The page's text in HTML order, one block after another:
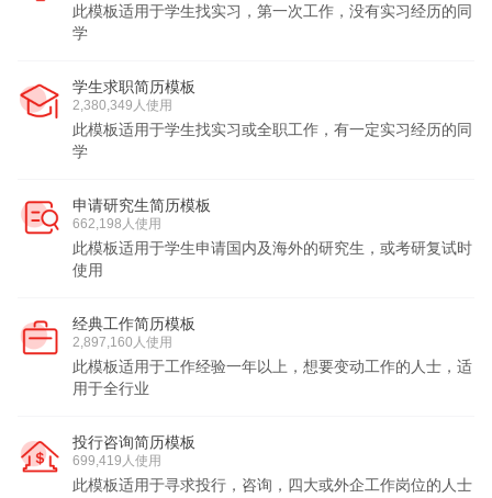
此模板适用于学生找实习，第一次工作，没有实习经历的同
学
学生求职简历模板
2,380,349人使用
此模板适用于学生找实习或全职工作，有一定实习经历的同
学
申请研究生简历模板
662,198人使用
此模板适用于学生申请国内及海外的研究生，或考研复试时
使用
经典工作简历模板
2,897,160人使用
此模板适用于工作经验一年以上，想要变动工作的人士，适
用于全行业
投行咨询简历模板
699,419人使用
此模板适用于寻求投行，咨询，四大或外企工作岗位的人士